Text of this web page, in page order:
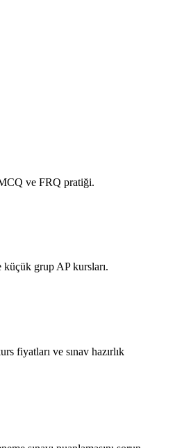
ve FRQ pratiği.
grup AP kursları.
fiyatları ve sınav hazırlık